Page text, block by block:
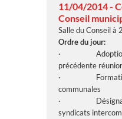
11/04/2014 -
Conseil
Salle du Conseil à
Ordre du jour:
· Adoption du
précédente
· Formation
communales
· Désignation
syndicats